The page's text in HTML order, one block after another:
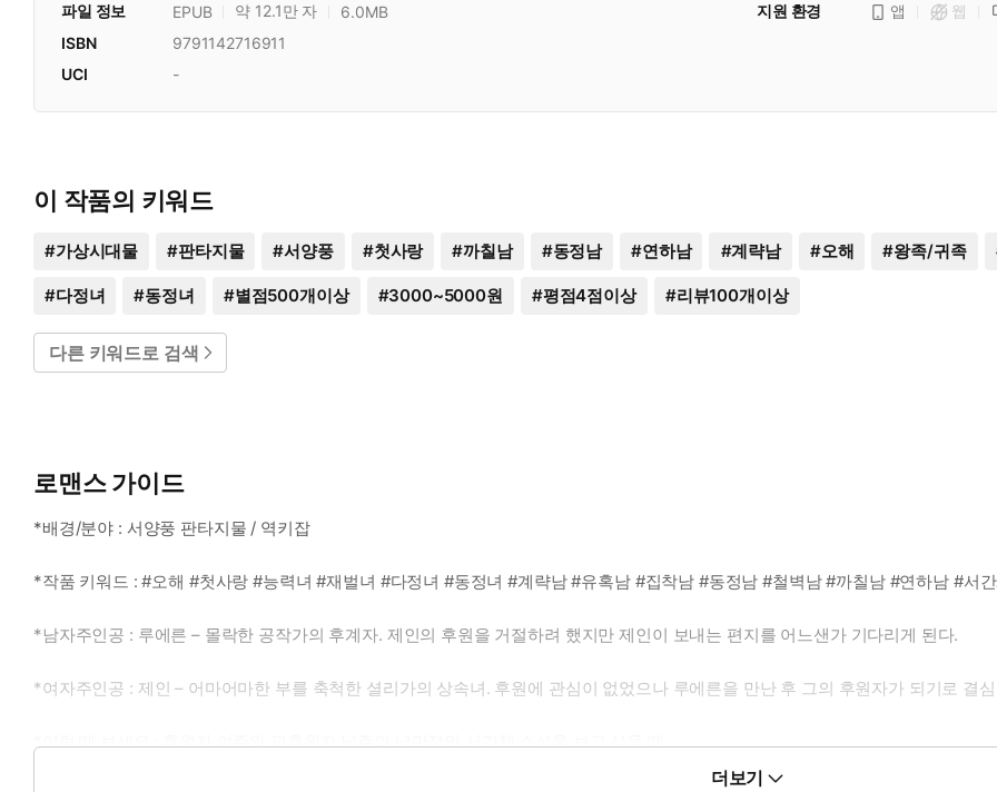
파일 정보
EPUB 약 12.1만 자 6.0MB 지원 환경 앱 웹
ISBN
9791142716911
UCI
-
이 작품의 키워드
#가상시대물 #판타지물 #서양풍 #첫사랑 #까칠남 #동정남 #연하남 #계략남 #오해 #왕족/귀족
#다정녀 #동정녀 #별점500개이상 #3000~5000원 #평점4점이상 #리뷰100개이상
다른 키워드로 검색
로맨스 가이드
*배경/분야 : 서양풍 판타지물 / 역키잡
*작품 키워드 : #오해 #첫사랑 #능력녀 #재벌녀 #다정녀 #동정녀 #계략남 #유혹남 #집착남 #동정남 #철벽남 #까칠남 #연하남 #서
*남자주인공 : 루에른 – 몰락한 공작가의 후계자. 제인의 후원을 거절하려 했지만 제인이 보내는 편지를 어느샌가 기다리게 된다.
*여자주인공 : 제인 – 어마어마한 부를 축척한 셜리가의 상속녀. 후원에 관심이 없었으나 루에른을 만난 후 그의 후원자가 되기로 결
*이럴 때 보세요 : 후원자 여주와 피후원자 남주의 낭만적인 서간체 소설을 보고 싶을 때
더보기